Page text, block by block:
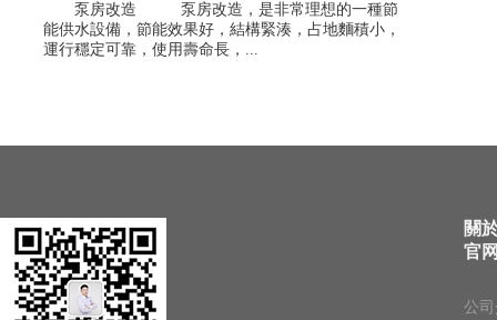
泵房改造 泵房改造，是非常理想的一種節
能供水設備，節能效果好，結構緊湊，占地麵積小，
運行穩定可靠，使用壽命長，...
關
官
公